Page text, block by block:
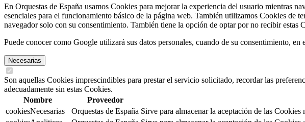
En Orquestas de España usamos Cookies para mejorar la experiencia del usuario mientras
esenciales para el funcionamiento básico de la página web. También utilizamos Cookies de
navegador solo con su consentimiento. También tiene la opción de optar por no recibir
Puede conocer como Google utilizará sus datos personales, cuando de su consentimiento, en
Necesarias
Son aquellas Cookies imprescindibles para prestar el servicio solicitado, recordar las
adecuadamente sin estas Cookies.
Nombre
Proveedor
cookiesNecesarias
Orquestas de España Sirve para almacenar la aceptación de las Cookies